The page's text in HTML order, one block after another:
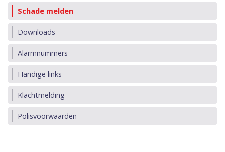
Schade melden
Downloads
Alarmnummers
Handige links
Klachtmelding
Polisvoorwaarden